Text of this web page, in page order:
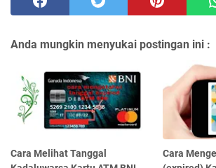
Anda mungkin menyukai postingan ini :
Cara Melihat Tanggal
Cara